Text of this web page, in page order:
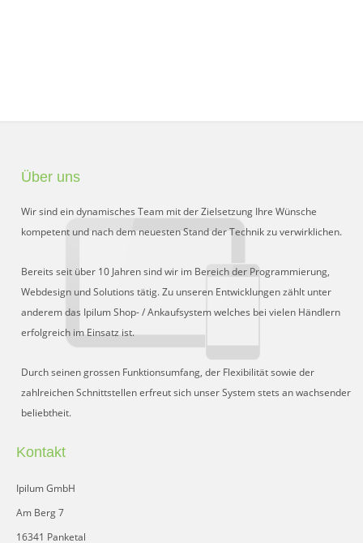
Über uns
Wir sind ein dynamisches Team mit der Zielsetzung Ihre Wünsche
kompetent und nach dem neuesten Stand der Technik zu verwirklichen.
Bereits seit über 10 Jahren sind wir im Bereich der Programmierung,
Webdesign und Solutions tätig. Zu unseren Entwicklungen zählt unter
anderem das Ipilum Shop- / Ankaufsystem welches bei vielen Händlern
erfolgreich im Einsatz ist.
Durch seinen grossen Funktionsumfang, der Flexibilität sowie der
zahlreichen Schnittstellen erfreut sich unser System stets an wachsender
beliebtheit.
Kontakt
Ipilum GmbH
Am Berg 7
16341 Panketal